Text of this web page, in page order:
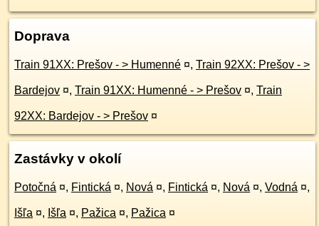
Doprava
Train 91XX: Prešov - > Humenné ¤, Train 92XX: Prešov - >
Bardejov ¤, Train 91XX: Humenné - > Prešov ¤, Train
92XX: Bardejov - > Prešov ¤
Zastávky v okolí
Potočná ¤, Fintická ¤, Nová ¤, Fintická ¤, Nová ¤, Vodná ¤,
Išľa ¤, Išľa ¤, Pažica ¤, Pažica ¤